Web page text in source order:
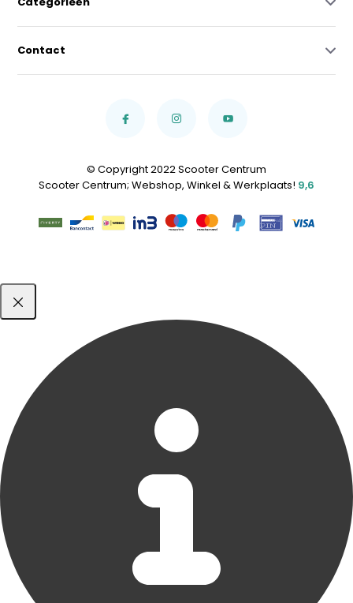
Contact
© Copyright 2022 Scooter Centrum
Scooter Centrum; Webshop, Winkel & Werkplaats! 9,6